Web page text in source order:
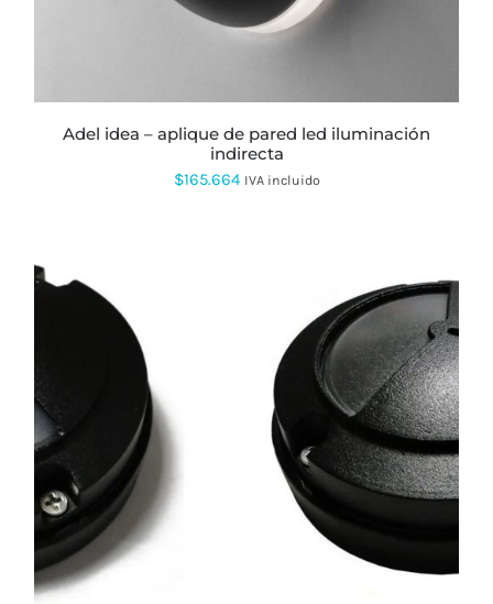
OPCIONES
SE
PÁGINA
DE
adel idea – aplique de pared led iluminación
indirecta
$165.664 IVA incluido